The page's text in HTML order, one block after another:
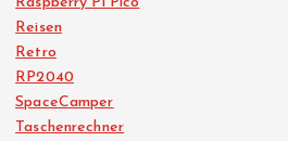
Reisen
Retro
RP2040
SpaceCamper
Taschenrechner